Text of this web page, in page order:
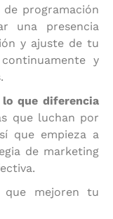
programación
una presencia
y ajuste de tu
y
que diferencia
que luchan por
que empieza a
de marketing
que mejoren tu